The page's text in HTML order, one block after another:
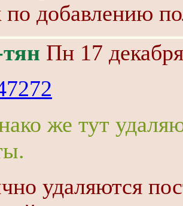
по добавлению
Пн 17
же тут
удаляются